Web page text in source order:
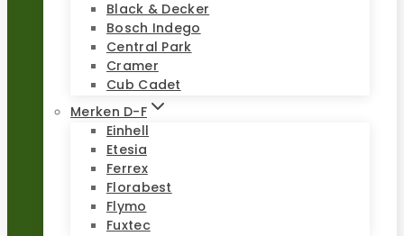
Black & Decker
Bosch Indego
Central Park
Cramer
Cub Cadet
Merken D-F
Einhell
Etesia
Ferrex
Florabest
Flymo
Fuxtec